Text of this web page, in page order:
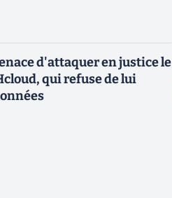
d'attaquer en justice le
qui refuse de lui